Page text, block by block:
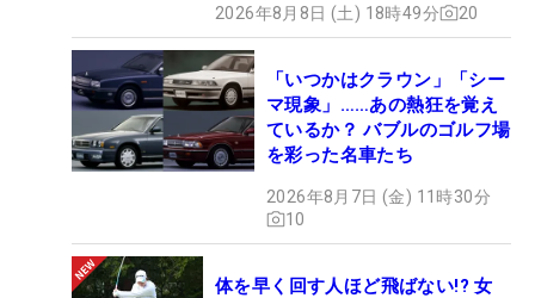
2026年8月8日 (土) 18時49分 20
「いつかはクラウン」「シー
マ現象」……あの熱狂を覚え
ているか？ バブルのゴルフ場
を彩った名車たち
2026年8月7日 (金) 11時30分
10
体を早く回す人ほど飛ばない!? 女